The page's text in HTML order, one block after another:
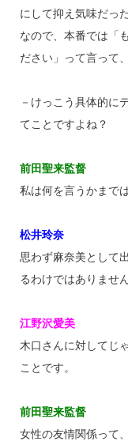
にして抑え気味だっ
なので、本番では「
ださい」って言って
－けっこう具体的に
てことですよね？
前田聖来監督
私は何を言うかまで
松井玲奈
思わず麻奈美として
るわけではありませ
江野沢愛美
木口さんに対してじ
ことです。
前田聖来監督
女性の友情関係って